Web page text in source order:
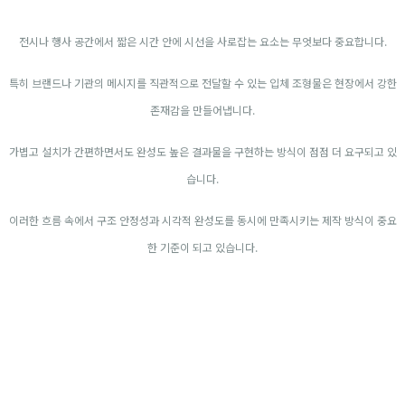
전시나 행사 공간에서 짧은 시간 안에 시선을 사로잡는 요소는 무엇보다 중요합니다.
특히 브랜드나 기관의 메시지를 직관적으로 전달할 수 있는 입체 조형물은 현장에서 강한
존재감을 만들어냅니다.
가볍고 설치가 간편하면서도 완성도 높은 결과물을 구현하는 방식이 점점 더 요구되고 있
습니다.
이러한 흐름 속에서 구조 안정성과 시각적 완성도를 동시에 만족시키는 제작 방식이 중요
한 기준이 되고 있습니다.